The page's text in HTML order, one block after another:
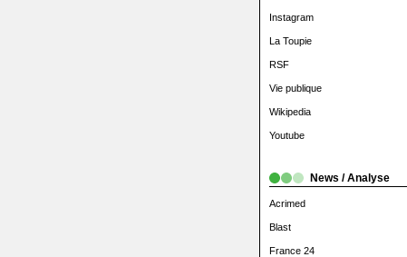
Instagram
La Toupie
RSF
Vie publique
Wikipedia
Youtube
News / Analyse
Acrimed
Blast
France 24